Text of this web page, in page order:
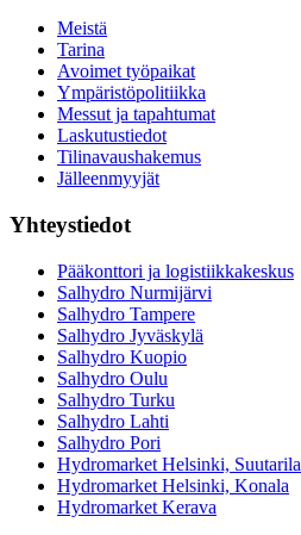
Meistä
Tarina
Avoimet työpaikat
Ympäristöpolitiikka
Messut ja tapahtumat
Laskutustiedot
Tilinavaushakemus
Jälleenmyyjät
Yhteystiedot
Pääkonttori ja logistiikkakeskus
Salhydro Nurmijärvi
Salhydro Tampere
Salhydro Jyväskylä
Salhydro Kuopio
Salhydro Oulu
Salhydro Turku
Salhydro Lahti
Salhydro Pori
Hydromarket Helsinki, Suutarila
Hydromarket Helsinki, Konala
Hydromarket Kerava